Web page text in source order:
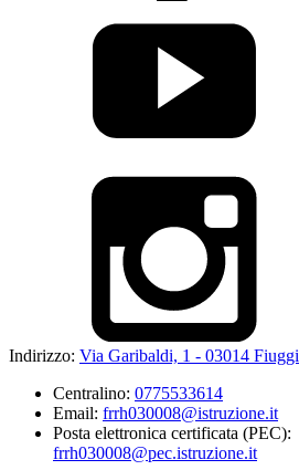
Indirizzo: Via Garibaldi, 1 - 03014 Fiuggi
Centralino: 0775533614
Email: frrh030008@istruzione.it
Posta elettronica certificata (PEC):
frrh030008@pec.istruzione.it